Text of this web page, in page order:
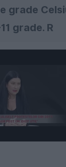
grade
grade. R